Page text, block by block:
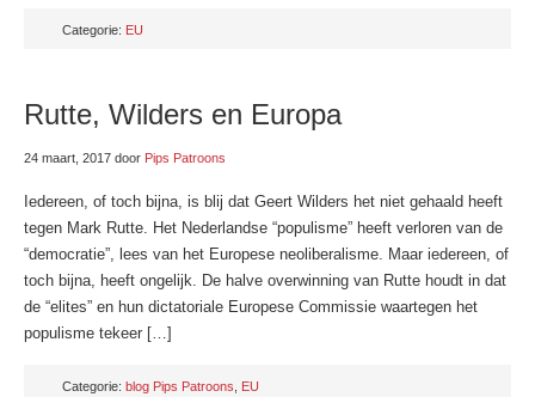
Categorie: EU
Rutte, Wilders en Europa
24 maart, 2017 door Pips Patroons
Iedereen, of toch bijna, is blij dat Geert Wilders het niet gehaald heeft
tegen Mark Rutte. Het Nederlandse “populisme” heeft verloren van de
“democratie”, lees van het Europese neoliberalisme. Maar iedereen, of
toch bijna, heeft ongelijk. De halve overwinning van Rutte houdt in dat
de “elites” en hun dictatoriale Europese Commissie waartegen het
populisme tekeer […]
Categorie: blog Pips Patroons EU